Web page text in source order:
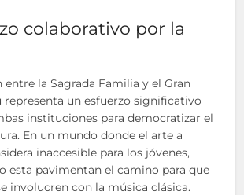
colaborativo por la
entre la Sagrada Familia y el Gran
representa un esfuerzo significativo
instituciones para democratizar el
En un mundo donde el arte a
inaccesible para los jóvenes,
esta pavimentan el camino para que
involucren con la música clásica.